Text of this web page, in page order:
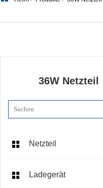
36W Netzteil
Netzteil
Ladegerät